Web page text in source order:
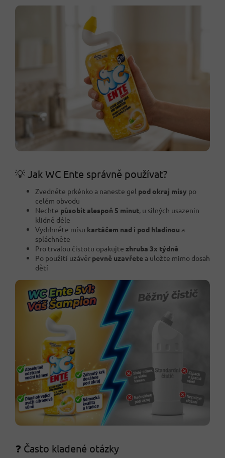
💡 Jak WC Ente správně používat?
Zvedněte prkénko a naneste gel pod okraj mísy po
celém obvodu
Nechte působit alespoň 5 minut, u silných usazenin
klidně déle
Vydrhněte mísu kartáčem nad i pod hladinou a
spláchněte
Pro trvalou čistotu opakujte zhruba 3x týdně
Po použití uzávěr pevně uzavřete a uložte mimo dosah
dětí
❓ Často kladené otázky